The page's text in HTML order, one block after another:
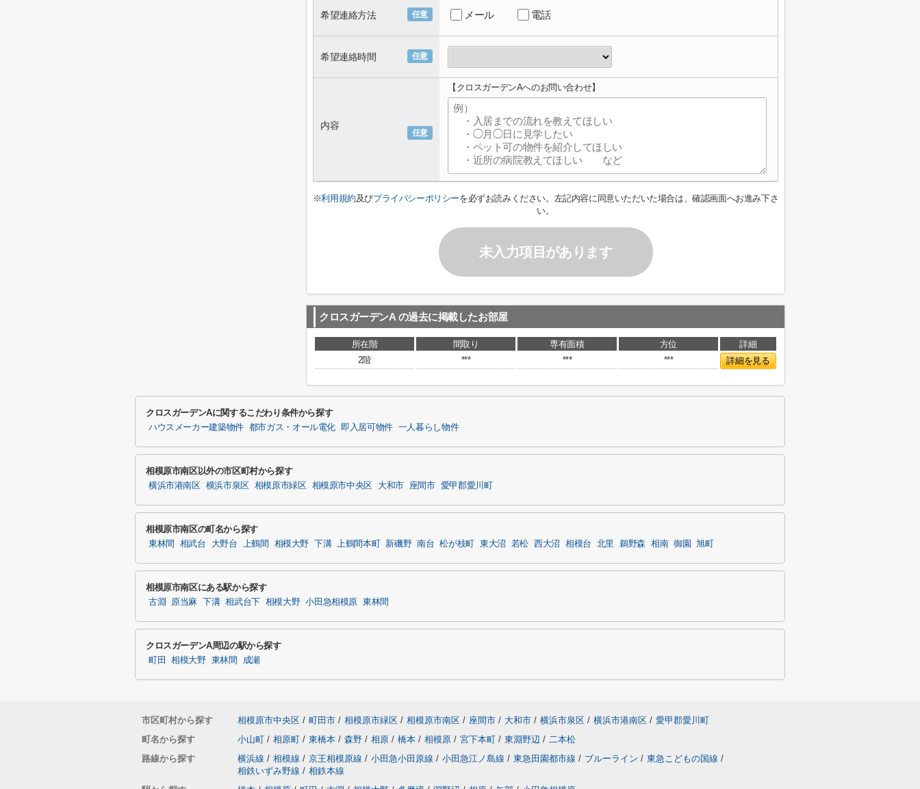
任意
希望連絡方法 メール 電話
任意
希望連絡時間
任意
内容
【クロスガーデンAへのお問い合わせ】
※利用規約及びプライバシーポリシーを必ずお読みください。左記内容に同意いただいた場合は、確認画面へお進み下さ
い。
未入力項目があります
クロスガーデンA の過去に掲載したお部屋
所在階 間取り 専有面積 方位
詳細
2階
*** *** *** 詳細を見る
クロスガーデンAに関するこだわり条件から探す
ハウスメーカー建築物件 都市ガス・オール電化 即入居可物件 一人暮らし物件
相模原市南区以外の市区町村から探す
横浜市港南区 横浜市泉区 相模原市緑区 相模原市中央区 大和市 座間市 愛甲郡愛川町
相模原市南区の町名から探す
東林間 相武台 大野台 上鶴間 相模大野 下溝 上鶴間本町 新磯野 南台 松が枝町 東大沼 若松 西大沼 相模台 北里 鵜野森 相南 御園 旭町
相模原市南区にある駅から探す
古淵 原当麻 下溝 相武台下 相模大野 小田急相模原 東林間
クロスガーデンA周辺の駅から探す
町田 相模大野 東林間 成瀬
市区町村から探す 相模原市中央区 / 町田市 / 相模原市緑区 / 相模原市南区 / 座間市 / 大和市 / 横浜市泉区 / 横浜市港南区 / 愛甲郡愛川町
町名から探す
小山町 / 相原町 / 東橋本 / 森野 / 相原 / 橋本 / 相模原 / 宮下本町 / 東淵野辺 / 二本松
路線から探す
横浜線 / 相模線 / 京王相模原線 / 小田急小田原線 / 小田急江ノ島線 / 東急田園都市線 / ブルーライン / 東急こどもの国線 /
相鉄いずみ野線 / 相鉄本線